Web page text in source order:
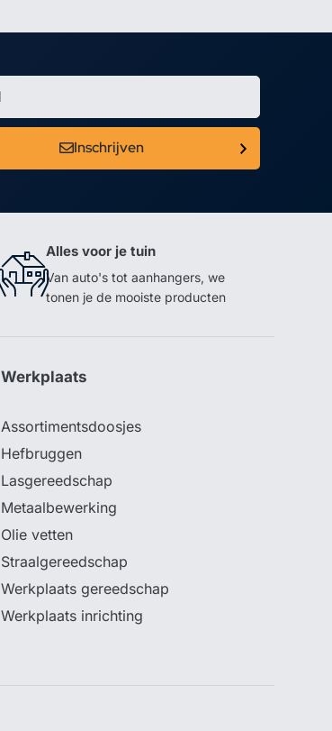
Inschrijven
Alles voor je tuin
Van auto's tot aanhangers, we
tonen je de mooiste producten
Werkplaats
Assortimentsdoosjes
Hefbruggen
Lasgereedschap
Metaalbewerking
Olie vetten
Straalgereedschap
Werkplaats gereedschap
Werkplaats inrichting